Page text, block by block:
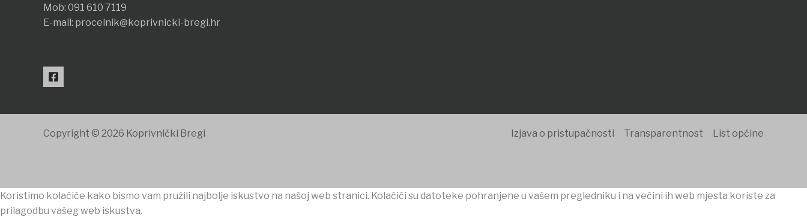
Mob: 091 610 7119
E-mail: procelnik@koprivnicki-bregi.hr
Copyright © 2026 Koprivnički Bregi Izjava o pristupačnosti Transparentnost List općine
Koristimo kolačiće kako bismo vam pružili najbolje iskustvo na našoj web stranici. Kolačići su datoteke pohranjene u vašem pregledniku i na većini ih web mjesta koriste za
prilagodbu vašeg web iskustva.